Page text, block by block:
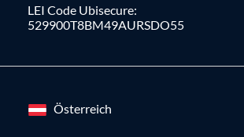
LEI Code Ubisecure:
529900T8BM49AURSDO55
Österreich